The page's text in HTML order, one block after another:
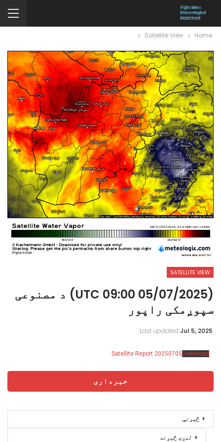
Home
Satellite View
SATELLITE VIEW
(05/07/2025 09:00 UTC) د مصنوعی
سپوږمکی راپور
Last updated Jul 5, 2025
Satellite Report 20250705 Download
خبرداری
څیړنې
لمړۍ څیړنه